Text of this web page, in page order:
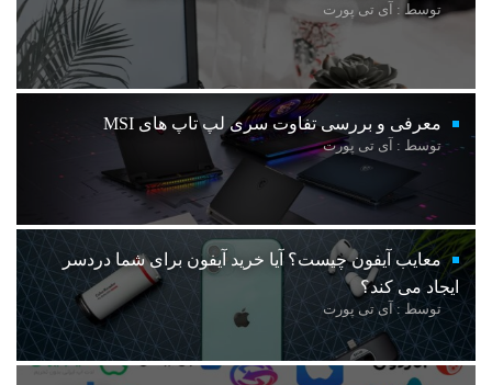
توسط : آی تی پورت
معرفی و بررسی تفاوت سری لپ تاپ های MSI
توسط : آی تی پورت
معایب آیفون چیست؟ آیا خرید آیفون برای شما دردسر
ایجاد می کند؟
توسط : آی تی پورت